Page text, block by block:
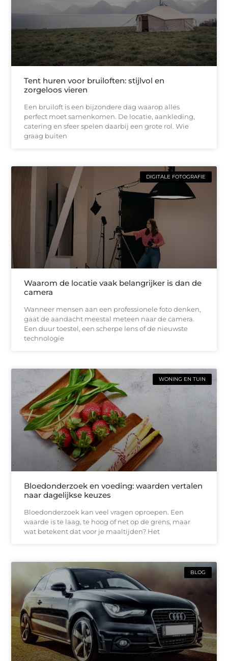
Tent huren voor bruiloften: stijlvol en
zorgeloos vieren
Een bruiloft is een bijzondere dag waarop alles
perfect moet samenkomen. De locatie, aankleding,
catering en sfeer spelen daarbij een grote rol. Wie
graag buiten
DIGITALE FOTOGRAFIE
Waarom de locatie vaak belangrijker is dan de
camera
Wanneer mensen aan een professionele foto denken,
gaat de aandacht meestal meteen naar de camera.
Een duur toestel, een scherpe lens of de nieuwste
technologie
WONING EN TUIN
Bloedonderzoek en voeding: waarden vertalen
naar dagelijkse keuzes
Bloedonderzoek kan veel vragen oproepen. Een
waarde is te laag, te hoog of net op de grens, maar
wat betekent dat voor je maaltijden? Het
BLOG